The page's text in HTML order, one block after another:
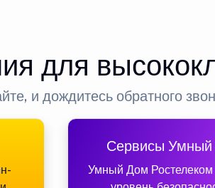
для
и дождитесь обратного
Сервисы
Умный Дом